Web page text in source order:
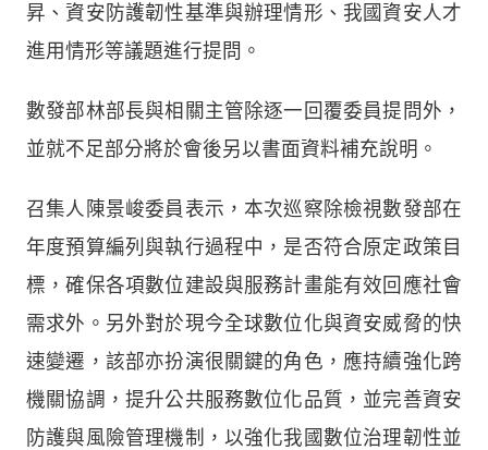
昇、資安防護韌性基準與辦理情形、我國資安人才
進用情形等議題進行提問。
數發部林部長與相關主管除逐一回覆委員提問外，
並就不足部分將於會後另以書面資料補充說明。
召集人陳景峻委員表示，本次巡察除檢視數發部在
年度預算編列與執行過程中，是否符合原定政策目
標，確保各項數位建設與服務計畫能有效回應社會
需求外。另外對於現今全球數位化與資安威脅的快
速變遷，該部亦扮演很關鍵的角色，應持續強化跨
機關協調，提升公共服務數位化品質，並完善資安
防護與風險管理機制，以強化我國數位治理韌性並